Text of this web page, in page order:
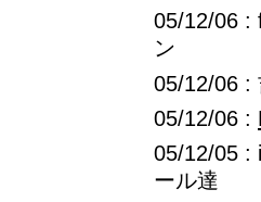
05/12/06 :
ン
05/12/06 :
05/12/06 :
05/12/05 :
ール達